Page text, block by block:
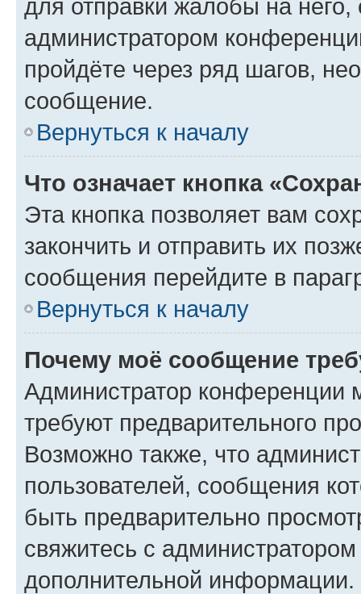
для отправки жалобы на
администратором
пройдёте через ряд шагов,
сообщение.
Вернуться к началу
Что означает кнопка
Эта кнопка позволяет вам
закончить и отправить их
сообщения перейдите в
Вернуться к началу
Почему моё сообщение
Администратор конференции
требуют предварительного
Возможно также, что
пользователей, сообщения
быть предварительно
свяжитесь с
дополнительной информации.